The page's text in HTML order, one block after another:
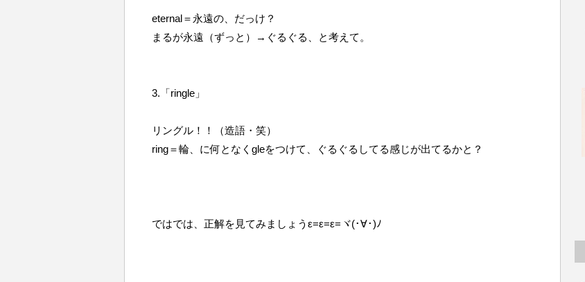
eternal＝永遠の、だっけ？
まるが永遠（ずっと）→ぐるぐる、と考えて。
3.「ringle」
リングル！！（造語・笑）
ring＝輪、に何となくgleをつけて、ぐるぐるしてる感じが出てるかと？
ではでは、正解を見てみましょうε=ε=ε=ヾ(･∀･)ﾉ